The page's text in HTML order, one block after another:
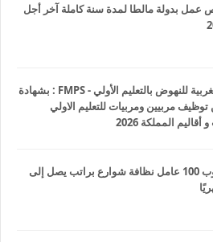
عمل بدولة مالطا لمدة سنة كاملة آخر أجل
المؤسسة المغربية للنهوض بالتعليم الأولي - FMPS : بشهادة
توظيف مربيين ومربيات للتعليم الاولي
المملكة 2026
إسبانيا : مطلوب 100 عامل نظافة شوارع براتب يصل إلى